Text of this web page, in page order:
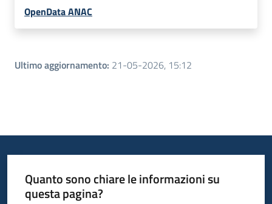
OpenData ANAC
Ultimo aggiornamento: 21-05-2026, 15:12
Quanto sono chiare le informazioni su
questa pagina?